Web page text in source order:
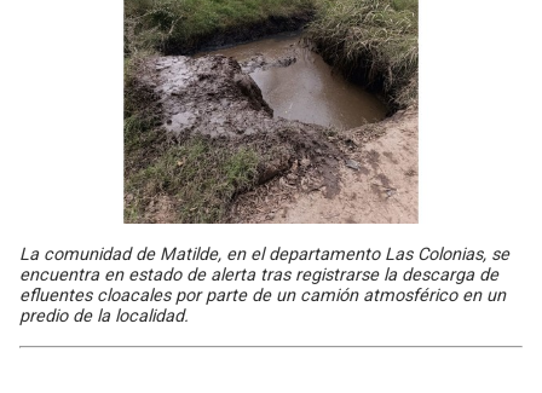
La comunidad de Matilde, en el departamento Las Colonias, se
encuentra en estado de alerta tras registrarse la descarga de
efluentes cloacales por parte de un camión atmosférico en un
predio de la localidad.